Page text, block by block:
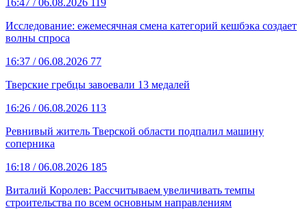
Исследование: ежемесячная смена категорий кешбэка создает
волны спроса
16:37 / 06.08.2026 77
Тверские гребцы завоевали 13 медалей
16:26 / 06.08.2026 113
Ревнивый житель Тверской области подпалил машину
соперника
16:18 / 06.08.2026 185
Виталий Королев: Рассчитываем увеличивать темпы
строительства по всем основным направлениям